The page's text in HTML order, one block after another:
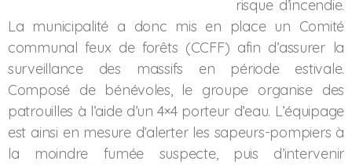
risque d’incendie.
La municipalité a donc mis en place un Comité
communal feux de forêts (CCFF) afin d’assurer la
surveillance des massifs en période estivale.
Composé de bénévoles, le groupe organise des
patrouilles à l’aide d’un 4×4 porteur d’eau. L’équipage
est ainsi en mesure d’alerter les sapeurs-pompiers à
la moindre fumée suspecte, puis d’intervenir